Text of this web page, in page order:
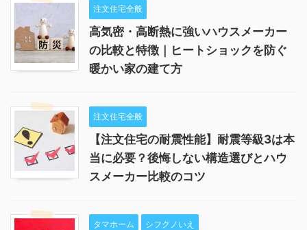
注文住宅全般
高気密・高断熱に強いハウスメーカー
の比較と特徴｜ヒートショックを防ぐ
暖かい家の建て方
注文住宅全般
【注文住宅の耐震性能】耐震等級3は本
当に必要？後悔しない構造選びとハウ
スメーカー比較のコツ
タマホーム シフクノいえ